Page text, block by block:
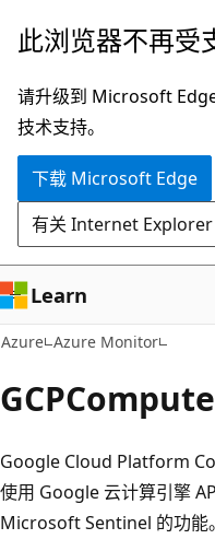
跳
主
要
内
此浏览器不再受
请升级到 Microsoft
技术支持。
下载 Microsoft Edge
有关 Internet
Learn
Azure Azure Monitor
Google Cloud Platform
使用 Google 云计算引擎
Microsoft Sentinel 的功能